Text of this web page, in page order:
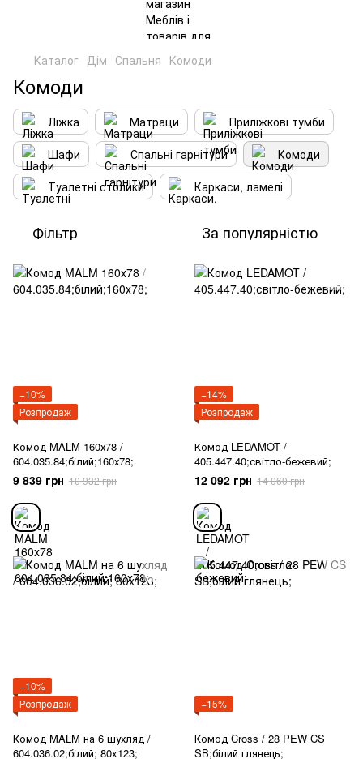
Каталог Дім Спальня Комоди
Комоди
Ліжка Матраци
Приліжкові тумби
Шафи
Спальні гарнітури
Комоди
Туалетні столики
Каркаси, ламелі
Фільтр За популярністю
−10%
Розпродаж
Комод MALM 160х78 /
604.035.84;білий;160х78;
9 839 грн 10 932 грн
−14%
Розпродаж
Комод LEDAMOT /
405.447.40;світло-бежевий;
12 092 грн 14 060 грн
−10%
Розпродаж
Комод MALM на 6 шухляд /
604.036.02;білий; 80x123;
−15%
Комод Cross / 28 PEW CS
SB;білий глянець;